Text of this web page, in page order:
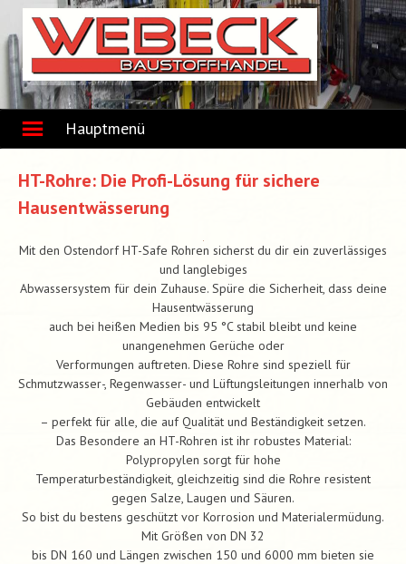
content
Hauptmenü
HT-Rohre: Die Profi-Lösung für sichere
Hausentwässerung
Mit den Ostendorf HT-Safe Rohren sicherst du dir ein zuverlässiges
und langlebiges
Abwassersystem für dein Zuhause. Spüre die Sicherheit, dass deine
Hausentwässerung
auch bei heißen Medien bis 95 °C stabil bleibt und keine
unangenehmen Gerüche oder
Verformungen auftreten. Diese Rohre sind speziell für
Schmutzwasser-, Regenwasser- und Lüftungsleitungen innerhalb von
Gebäuden entwickelt
– perfekt für alle, die auf Qualität und Beständigkeit setzen.
Das Besondere an HT-Rohren ist ihr robustes Material:
Polypropylen sorgt für hohe
Temperaturbeständigkeit, gleichzeitig sind die Rohre resistent
gegen Salze, Laugen und Säuren.
So bist du bestens geschützt vor Korrosion und Materialermüdung.
Mit Größen von DN 32
bis DN 160 und Längen zwischen 150 und 6000 mm bieten sie